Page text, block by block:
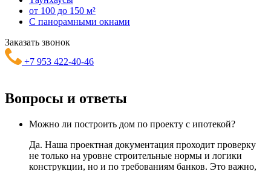
от 100 до 150 м²
С панорамными окнами
Заказать звонок
+7 953 422-40-46
Вопросы и ответы
Можно ли построить дом по проекту с ипотекой?
Да. Наша проектная документация проходит проверку
не только на уровне строительные нормы и логики
конструкции, но и по требованиям банков. Это важно,